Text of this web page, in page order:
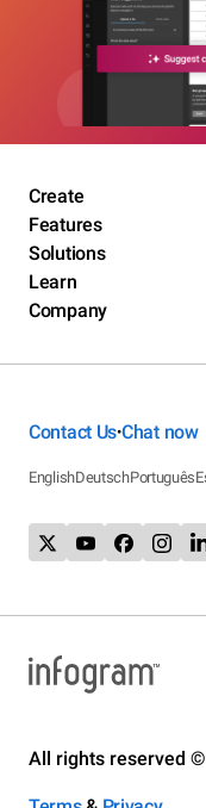
Create
Features
Solutions
Learn
Company
Contact Us•Chat now
EnglishDeutschPortuguês
All rights reserved